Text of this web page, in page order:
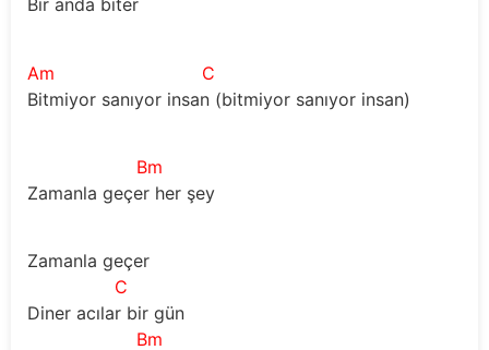
Bir anda biter
Am
C
Bitmiyor sanıyor insan (bitmiyor sanıyor insan)
Bm
Zamanla geçer her şey
Zamanla geçer
C
Diner acılar bir gün
Bm